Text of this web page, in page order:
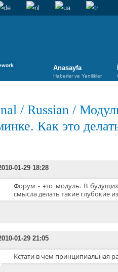
Anasayfa
Haberler ve Yenilikler
/ Russian /
Как это
01-29 18:28
Форум - это модуль. В будущих
смысла делать такие глубокие
01-29 21:05
Кстати в чем принципиальная